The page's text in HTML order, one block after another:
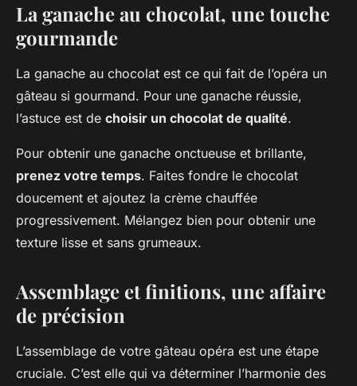
La ganache au chocolat, une touche
gourmande
La ganache au chocolat est ce qui fait de l’opéra un
gâteau si gourmand. Pour une ganache réussie,
l’astuce est de choisir un chocolat de qualité.
Pour obtenir une ganache onctueuse et brillante,
prenez votre temps. Faites fondre le chocolat
doucement et ajoutez la crème chauffée
progressivement. Mélangez bien pour obtenir une
texture lisse et sans grumeaux.
Assemblage et finitions, une affaire
de précision
L’assemblage de votre gâteau opéra est une étape
cruciale. C’est elle qui va déterminer l’harmonie des